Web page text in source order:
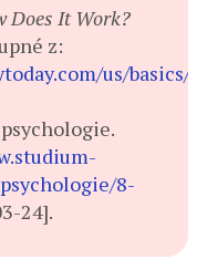
Does It Work?
z:
us/basics/
8-
24].